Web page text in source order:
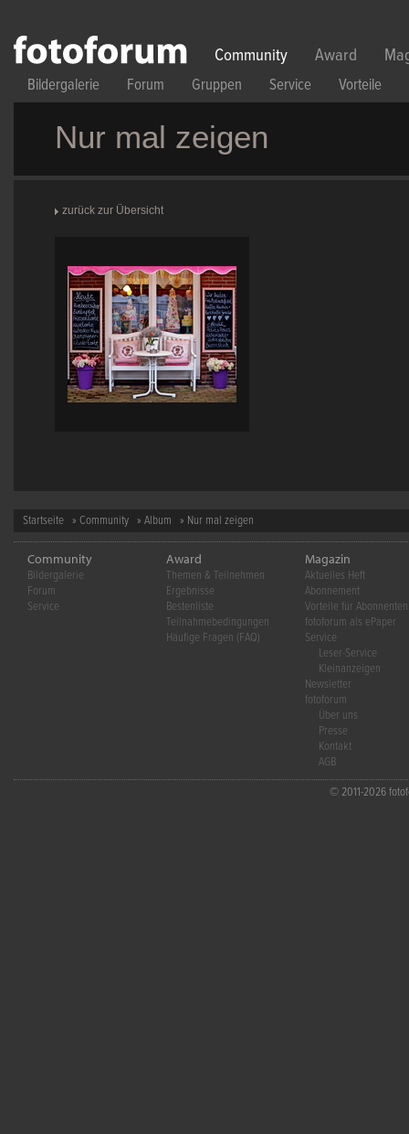
Community Award
Bildergalerie Forum Gruppen Service Vorteile
Nur mal zeigen
zurück zur Übersicht
Startseite » Community » Album » Nur mal zeigen
Community
Bildergalerie
Forum
Service
Award
Themen & Teilnehmen
Ergebnisse
Bestenliste
Teilnahmebedingungen
Häufige Fragen (FAQ)
Magazin
Aktuelles Heft
Abonnement
Vorteile für Abonnenten
fotoforum als ePaper
Service
Leser-Service
Kleinanzeigen
Newsletter
fotoforum
Über uns
Presse
Kontakt
AGB
© 2011-2026